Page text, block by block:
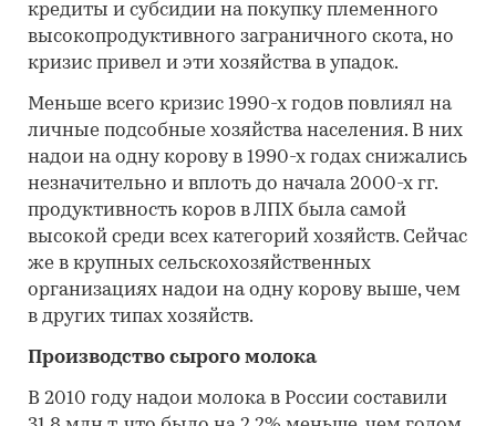
кредиты и субсидии на покупку племенного
высокопродуктивного заграничного скота, но
кризис привел и эти хозяйства в упадок.
Меньше всего кризис 1990-х годов повлиял на
личные подсобные хозяйства населения. В них
надои на одну корову в 1990-х годах снижались
незначительно и вплоть до начала 2000-х гг.
продуктивность коров в ЛПХ была самой
высокой среди всех категорий хозяйств. Сейчас
же в крупных сельскохозяйственных
организациях надои на одну корову выше, чем
в других типах хозяйств.
Производство сырого молока
В 2010 году надои молока в России составили